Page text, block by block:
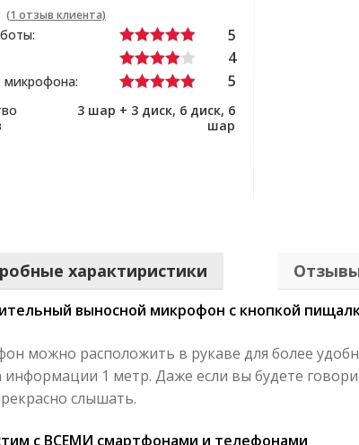
(1 отзыв клиента)
5
4
микрофона: 5
3 шар + 3 диск, 6 диск, 6
шар
характиристики
выносной микрофон с кнопкой
можно расположить в рукаве для более
1 метр. Даже если вы будете
слышать.
с ВСЕМИ смартфонами и телефонами